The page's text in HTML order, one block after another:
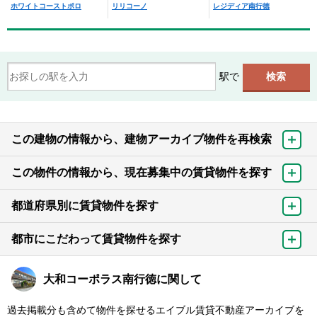
ホワイトコーストポロ リリコーノ レジディア南行徳
駅で
この建物の情報から、建物アーカイブ物件を再検索
この物件の情報から、現在募集中の賃貸物件を探す
都道府県別に賃貸物件を探す
都市にこだわって賃貸物件を探す
大和コーポラス南行徳に関して
過去掲載分も含めて物件を探せるエイブル賃貸不動産アーカイブを